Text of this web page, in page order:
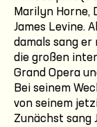
Marilyn Horne,
James Levine.
damals sang
die großen
Grand Opera
Bei seinem
von seinem
Zunächst sang